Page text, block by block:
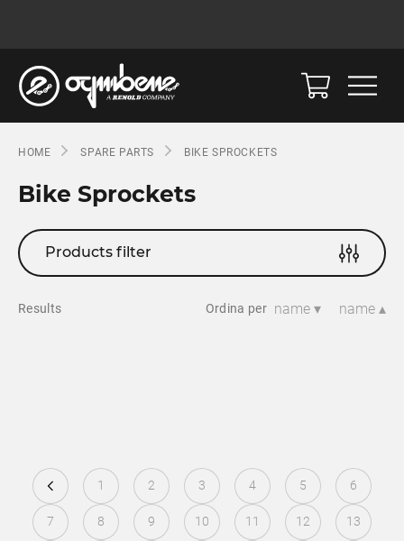
HOME SPARE PARTS BIKE SPROCKETS
Bike Sprockets
Products filter
Results Ordina per name ▾ name ▴
1 2 3 4 5 6
7 8 9 10 11 12 13